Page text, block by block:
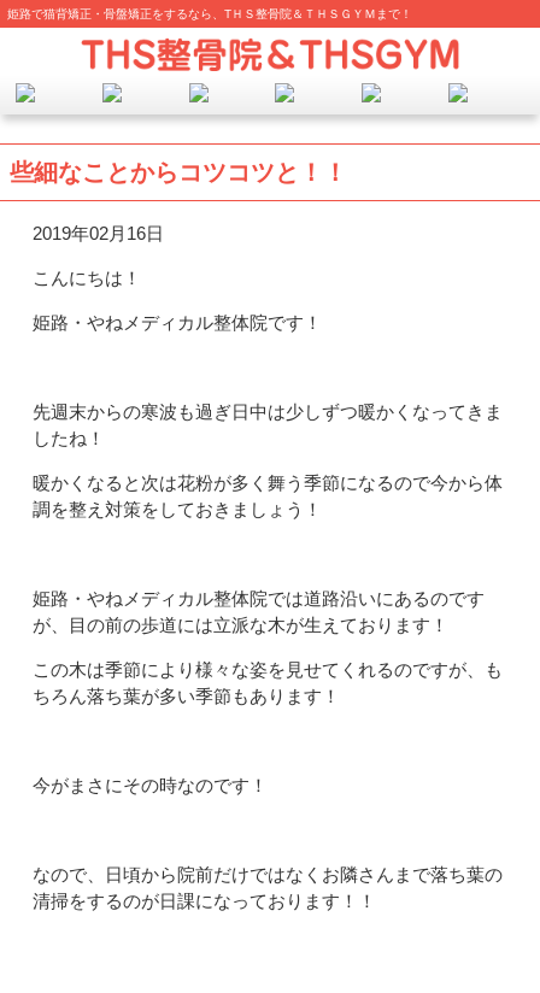
姫路で猫背矯正・骨盤矯正をするなら、TＨＳ整骨院＆ＴＨＳＧＹＭまで！
些細なことからコツコツと！！
2019年02月16日
こんにちは！
姫路・やねメディカル整体院です！
先週末からの寒波も過ぎ日中は少しずつ暖かくなってきま
したね！
暖かくなると次は花粉が多く舞う季節になるので今から体
調を整え対策をしておきましょう！
姫路・やねメディカル整体院では道路沿いにあるのです
が、目の前の歩道には立派な木が生えております！
この木は季節により様々な姿を見せてくれるのですが、も
ちろん落ち葉が多い季節もあります！
今がまさにその時なのです！
なので、日頃から院前だけではなくお隣さんまで落ち葉の
清掃をするのが日課になっております！！